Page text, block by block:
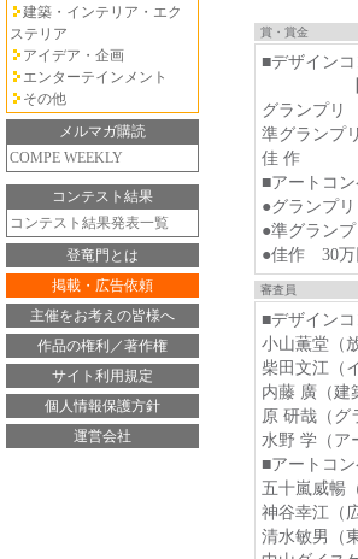
建築・インテリア・エク
ステリア
アイデア・企画
エンターテインメント
その他
メルマガ購読
COMPE WEEKLY
コンテスト結果
コンテスト結果発表一覧
登竜門とは
掲載・広告依頼
主催をお考えの皆様へ
作品の権利／著作権
サイト利用規定
個人情報保護方針
運営会社
賞・賞金
■デザイン
【一般
グランプ
準グラン
佳 作
■アートコン
●グランプ
●準グラン
●佳作 30万
審査員
■デザイン
小山薫堂（
柴田文江（
内藤 廣（建
原 研哉（グ
水野 学（ア
■アートコン
五十嵐威暢
神谷幸江（
清水敏男（